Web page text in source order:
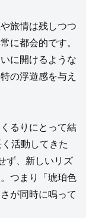
旅情は残しつつ
に都会的です。
に開けるような
の浮遊感を与え
るりにとって結
活動してきた
ず、新しいリズ
つまり「琥珀色
が同時に鳴って